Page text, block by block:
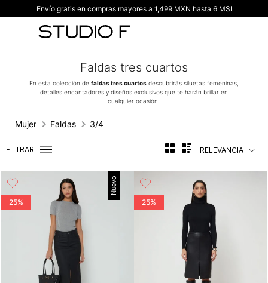
Envío gratis en compras mayores a 1,499 MXN hasta 6 MSI
Faldas tres cuartos
En esta colección de faldas tres cuartosdescubrirás siluetas femeninas,
detalles encantadores y diseños exclusivos que te harán brillar en
cualquier ocasión.
Mujer Faldas 3/4
FILTRAR RELEVANCIA
Nuevo
25% 25%
TÉRMINOS MÁS BUSCADOS
vestidos
tiro alto
body studio f
8.
9.
short